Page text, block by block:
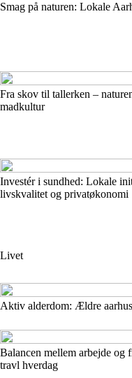
Smag på naturen: Lokale
Fra skov til tallerken –
madkultur
Investér i sundhed: Lokale
livskvalitet og privatøkonomi
Livet
Aktiv alderdom: Ældre
Balancen mellem arbejde og
travl hverdag